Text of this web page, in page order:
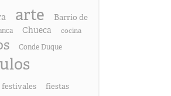
arte
Barrio de
Chueca
cocina
Conde Duque
festivales fiestas